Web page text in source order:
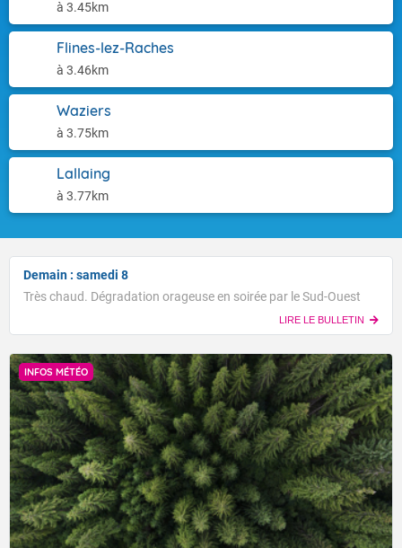
à 3.45km
Flines-lez-Raches
à 3.46km
Waziers
à 3.75km
Lallaing
à 3.77km
Demain : samedi 8
Très chaud. Dégradation orageuse en soirée par le Sud-Ouest
LIRE LE BULLETIN
INFOS MÉTÉO